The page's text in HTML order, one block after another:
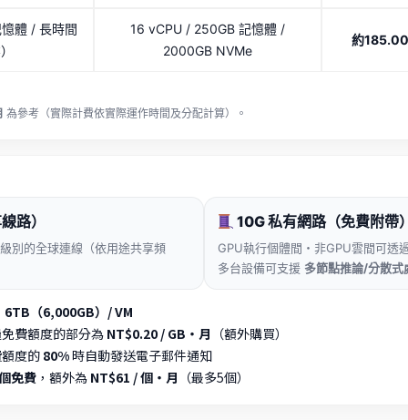
體 / 長時間
16 vCPU / 250GB 記憶體 /
2000GB NVMe
約185.00
為參考（實際計費依實際運作時間及分配計算）。
路）
別的全球連線（依用途共享頻
10G 私有網路（免費附帶
GPU執行個體間・非GPU雲間可透
多台設備可支援 多節點推論/分散式
6TB（6,000GB）/ VM
費額度的部分為 NT$0.20 / GB・月 （額外購買）
度的 80%時自動發送電子郵件通知
免費，額外為 NT$61 / 個・月 （最多5個）